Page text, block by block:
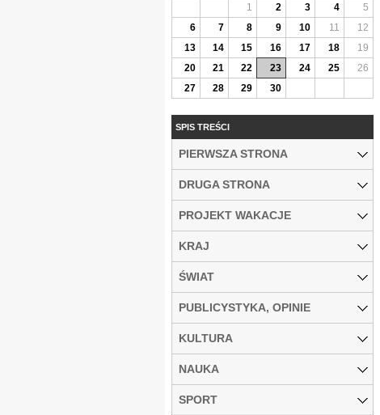
1
2 3 4
5
6
7 8 9 10 11
12
13
14 15 16 17 18
19
20
21 22 23 24 25
26
27
28 29 30
SPIS TREŚCI
PIERWSZA STRONA
DRUGA STRONA
PROJEKT WAKACJE
KRAJ
ŚWIAT
PUBLICYSTYKA, OPINIE
KULTURA
NAUKA
SPORT